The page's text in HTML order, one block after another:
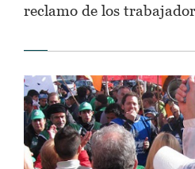
reclamo de los